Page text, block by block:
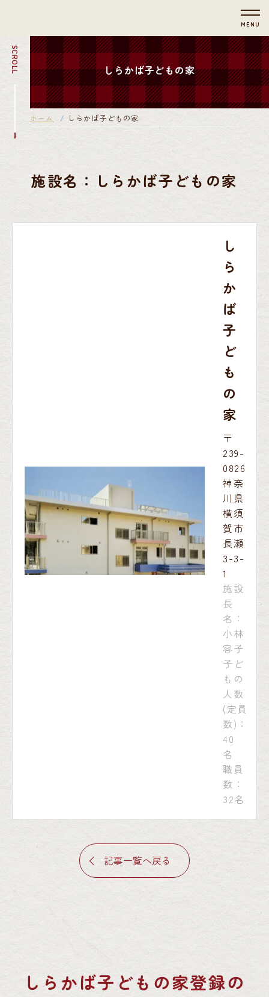
MENU
SCROLL しらかば子どもの家
ホーム しらかば子どもの家
施設名：しらかば子どもの家
し
ら
か
ば
子
ど
も
の
家
〒
239-
0826
神奈
川県
横須
賀市
長瀬
3-3-
1
施設
長
名：
小林
容子
子ど
もの
人数
(定員
数)：
40
名
職員
数：
32名
記事一覧へ戻る
しらかば子どもの家登録の